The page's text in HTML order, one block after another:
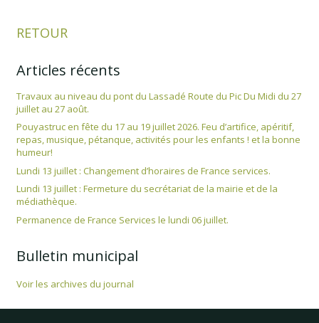
RETOUR
Articles récents
Travaux au niveau du pont du Lassadé Route du Pic Du Midi du 27
juillet au 27 août.
Pouyastruc en fête du 17 au 19 juillet 2026. Feu d’artifice, apéritif,
repas, musique, pétanque, activités pour les enfants ! et la bonne
humeur!
Lundi 13 juillet : Changement d’horaires de France services.
Lundi 13 juillet : Fermeture du secrétariat de la mairie et de la
médiathèque.
Permanence de France Services le lundi 06 juillet.
Bulletin municipal
Voir les archives du journal